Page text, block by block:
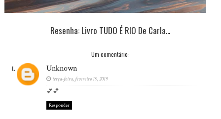
Resenha: Livro TUDO É RIO De Carla...
Um comentário:
Unknown
terça-feira, fevereiro 19, 2019
💕💕
Responder